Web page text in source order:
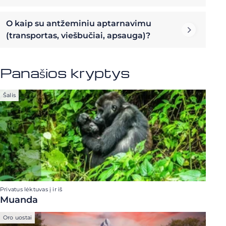
O kaip su antžeminiu aptarnavimu
(transportas, viešbučiai, apsauga)?
Panašios kryptys
Šalis
Privatus lėktuvas į ir iš
Muanda
Oro uostai